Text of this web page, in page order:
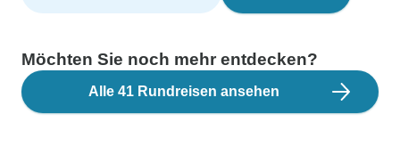
Möchten Sie noch mehr entdecken?
Alle 41 Rundreisen ansehen